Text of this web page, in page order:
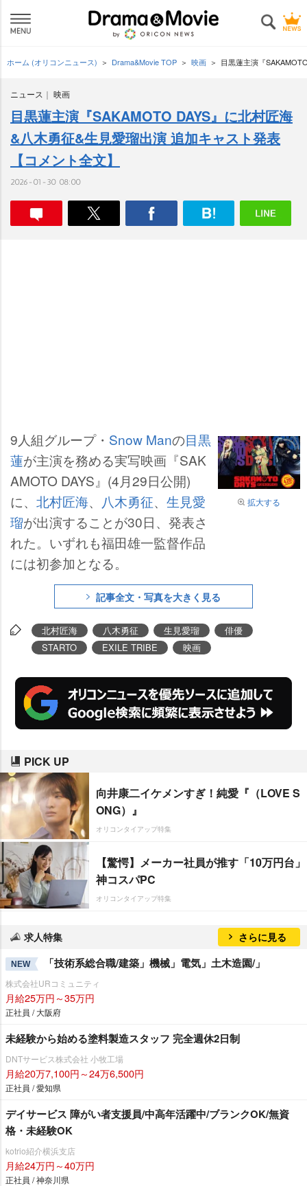
ホーム (オリコンニュース) Drama&Movie TOP 映画 目黒蓮主演『
ニュース 映画
目黒蓮主演『SAKAMOTO DAYS』に北村匠海
&八木勇征&生見愛瑠出演 追加キャスト発表
【コメント全文】
2026-01-30 08:00
拡大する
9人組グループ・ Snow Manの目黒
蓮が主演を務める実写映画『SAK
AMOTO DAYS』(4月29日公開)
に、 北村匠海、 八木勇征、 生見愛
瑠が出演することが30日、発表さ
れた。いずれも福田雄一監督作品
には初参加となる。
記事全文・写真を大きく見る
北村匠海 八木勇征 生見愛瑠
俳優
STARTO
EXILE TRIBE 映画
PICK UP
向井康二イケメンすぎ！純愛『（LOVE S
ONG）』
オリコンタイアップ特集
【驚愕】メーカー社員が推す「10万円台」
神コスパPC
オリコンタイアップ特集
求人特集 さらに見る
NEW 「技術系総合職/建築」機械」電気」土木造園/」
株式会社URコミュニティ
月給25万円～35万円
正社員 / 大阪府
未経験から始める塗料製造スタッフ 完全週休2日制
DNTサービス株式会社 小牧工場
月給20万7,100円～24万6,500円
正社員 / 愛知県
デイサービス 障がい者支援員/中高年活躍中/ブランクOK/無資
格・未経験OK
kotrio紹介横浜支店
月給24万円～40万円
正社員 / 神奈川県